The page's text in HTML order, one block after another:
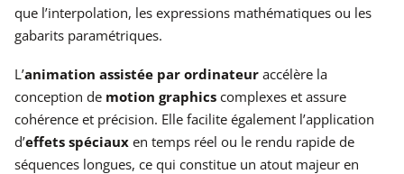
que l’interpolation, les expressions mathématiques ou les
gabarits paramétriques.
L’animation assistée par ordinateur accélère la
conception de motion graphics complexes et assure
cohérence et précision. Elle facilite également l’application
d’effets spéciaux en temps réel ou le rendu rapide de
séquences longues, ce qui constitue un atout majeur en